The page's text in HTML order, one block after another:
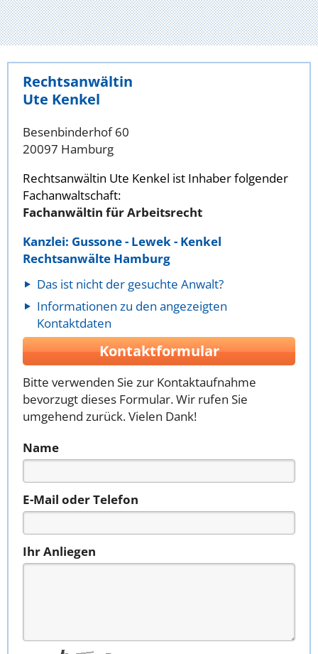
Rechtsanwältin
Ute Kenkel
Besenbinderhof 60
20097 Hamburg
Rechtsanwältin Ute Kenkel ist Inhaber folgender
Fachanwaltschaft:
Fachanwältin für Arbeitsrecht
Kanzlei: Gussone - Lewek - Kenkel
Rechtsanwälte Hamburg
Das ist nicht der gesuchte Anwalt?
Informationen zu den angezeigten
Kontaktdaten
Kontaktformular
Bitte verwenden Sie zur Kontaktaufnahme
bevorzugt dieses Formular. Wir rufen Sie
umgehend zurück. Vielen Dank!
Name
E-Mail oder Telefon
Ihr Anliegen